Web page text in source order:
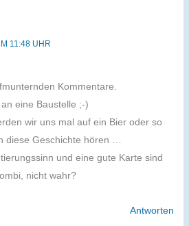
11:48 UHR
Kommentare.
eine Baustelle ;-)
wir uns mal auf ein Bier oder so
diese Geschichte hören …
und eine gute Karte sind
nicht wahr?
Antworten